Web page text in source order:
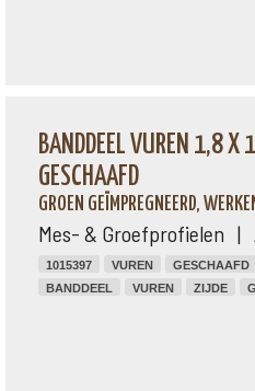
BANDDEEL VUREN 1,8
GESCHAAFD
GROEN GEÏMPREGNEERD,
Mes- & Groefprofielen |
1015397 VUREN GESCHAAFD
BANDDEEL
VUREN ZIJDE